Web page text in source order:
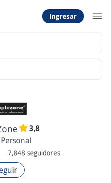
Ingresar
3,8
7,848 seguidores